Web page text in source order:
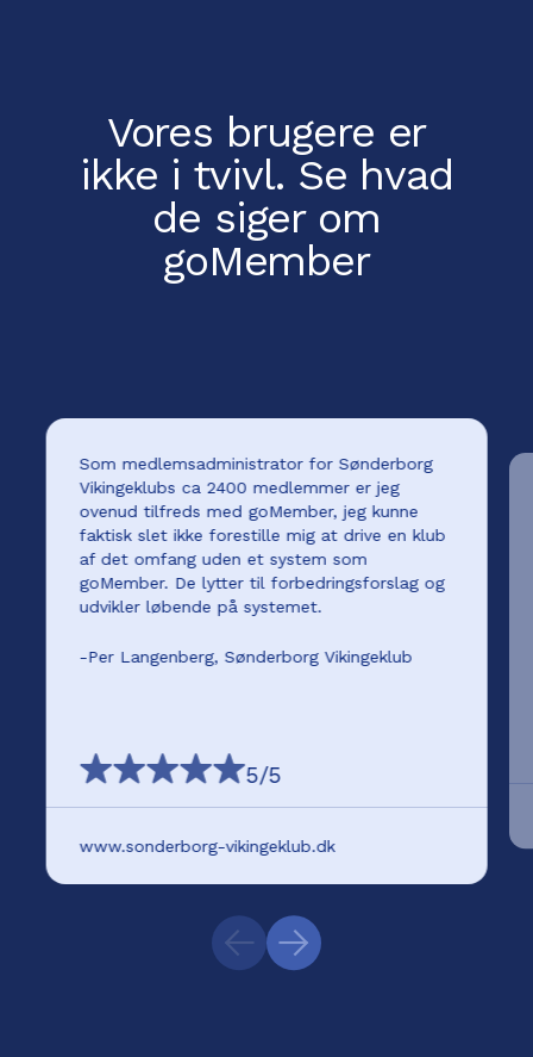
Vores brugere er
ikke i tvivl. Se hvad
de siger om
goMember
Som medlemsadministrator for Sønderborg
Vikingeklubs ca 2400 medlemmer er jeg
ovenud tilfreds med goMember, jeg kunne
faktisk slet ikke forestille mig at drive en klub
af det omfang uden et system som
goMember. De lytter til forbedringsforslag og
udvikler løbende på systemet.
-Per Langenberg, Sønderborg Vikingeklub
5/5
www.sonderborg-vikingeklub.dk